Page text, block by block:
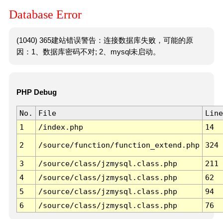
Database Error
(1040) 365建站错误警告：连接数据库失败，可能的原
因：1、数据库密码不对; 2、mysql未启动。
PHP Debug
No. File
Line
1
/index.php 14
2 /source/function/function_extend.php 324
3 /source/class/jzmysql.class.php
211
4
/source/class/jzmysql.class.php
62
5
/source/class/jzmysql.class.php
94
6
/source/class/jzmysql.class.php 76